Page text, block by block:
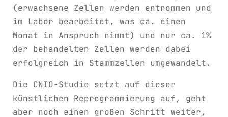
(erwachsene Zellen werden entnommen und
im Labor bearbeitet, was ca. einen
Monat in Anspruch nimmt) und nur ca. 1%
der behandelten Zellen werden dabei
erfolgreich in Stammzellen umgewandelt.
Die CNIO-Studie setzt auf dieser
künstlichen Reprogrammierung auf, geht
aber noch einen großen Schritt weiter,